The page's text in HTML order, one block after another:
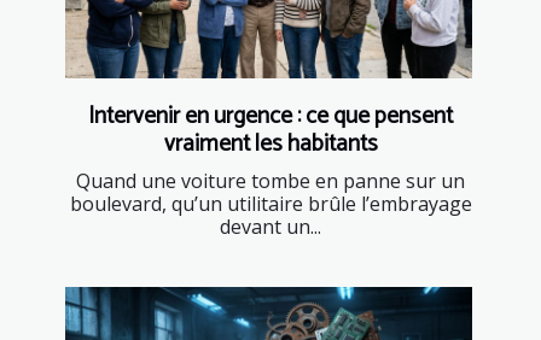
Intervenir en urgence : ce que pensent
vraiment les habitants
Quand une voiture tombe en panne sur un
boulevard, qu’un utilitaire brûle l’embrayage
devant un...